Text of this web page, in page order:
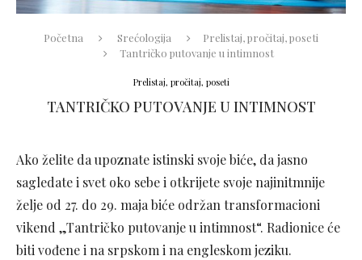
Početna Srećologija
Prelistaj, pročitaj, poseti
Tantričko putovanje u intimnost
Prelistaj, pročitaj, poseti
TANTRIČKO PUTOVANJE U INTIMNOST
Ako želite da upoznate istinski svoje biće, da jasno
sagledate i svet oko sebe i otkrijete svoje najinitmnije
želje od 27. do 29. maja biće održan transformacioni
vikend „Tantričko putovanje u intimnost“. Radionice će
biti vođene i na srpskom i na engleskom jeziku.